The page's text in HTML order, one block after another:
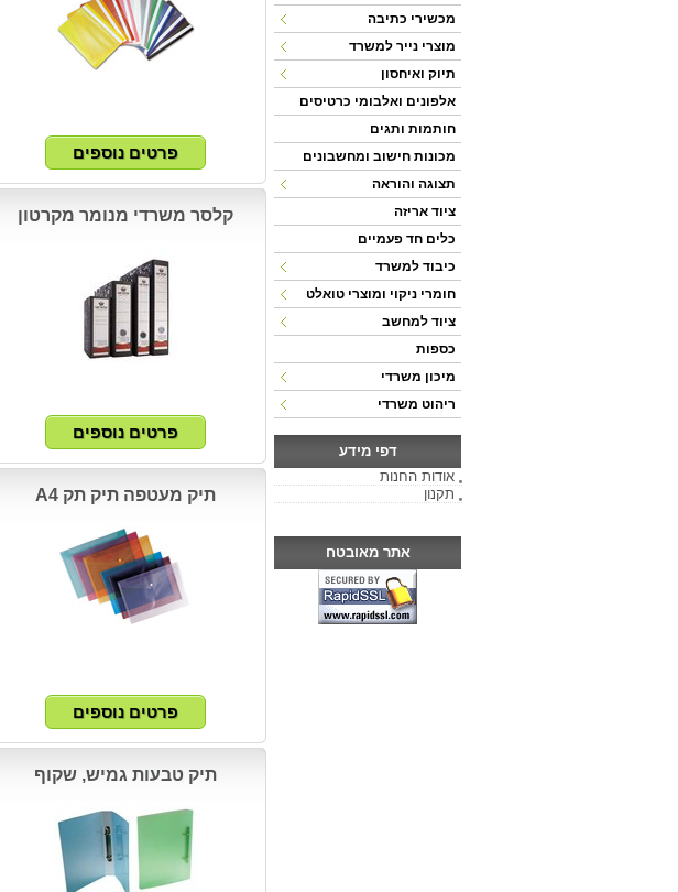
קלסר משרדי מנומר מקרטון
תיק מעטפה תיק תק A4
תיק טבעות גמיש, שקוף
מכשירי כתיבה
מוצרי נייר למשרד
תיוק ואיחסון
אלפונים ואלבומי כרטיסים
חותמות ותגים
מכונות חישוב ומחשבונים
תצוגה והוראה
ציוד אריזה
כלים חד פעמיים
כיבוד למשרד
חומרי ניקוי ומוצרי טואלט
ציוד למחשב
כספות
מיכון משרדי
ריהוט משרדי
דפי מידע
אודות החנות
תקנון
אתר מאובטח